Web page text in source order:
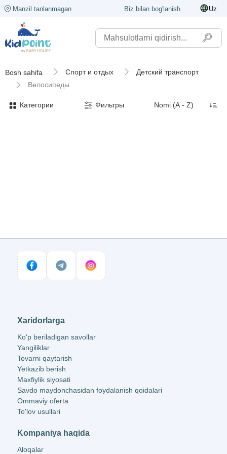
Manzil tanlanmagan Biz bilan bog'lanish Uz
Bosh sahifa Спорт и отдых
Детский транспорт
Велосипеды
Категории Фильтры
Xaridorlarga
Ko‘p beriladigan savollar
Yangiliklar
Tovarni qaytarish
Yetkazib berish
Maxfiylik siyosati
Savdo maydonchasidan foydalanish qoidalari
Ommaviy oferta
To'lov usullari
Kompaniya haqida
Aloqalar